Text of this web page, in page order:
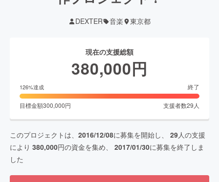
DEXTER 音楽 東京都
現在の支援総額
380,000円
126%達成 終了
目標金額300,000円 支援者数29 人
このプロジェクトは、 2016/12/08に募集を開始し、 29人の支援
により 380,000円の資金を集め、 2017/01/30に募集を終了しま
した